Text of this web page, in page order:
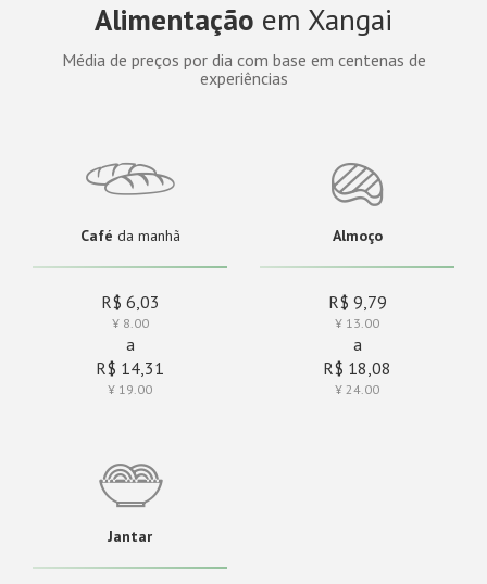
Alimentação em Xangai
Média de preços por dia com base em centenas de
experiências
Café da manhã
R$ 6,03
¥ 8.00
a
R$ 14,31
¥ 19.00
Almoço
R$ 9,79
¥ 13.00
a
R$ 18,08
¥ 24.00
Jantar